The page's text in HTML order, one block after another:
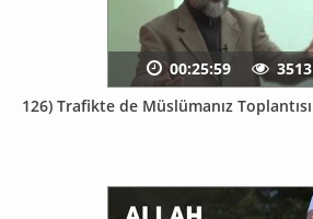
126) Trafikte de Müslümanız Toplantısı
00:25:59 3513